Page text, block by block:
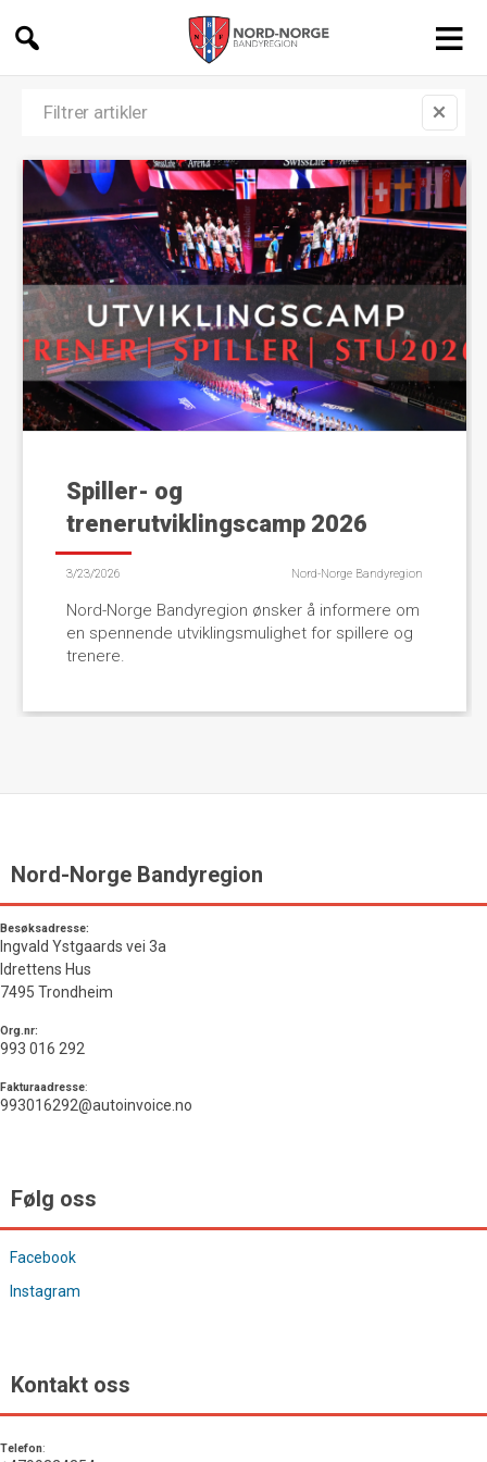
Nord-
Spiller- og
trenerutviklingscamp 2026
3/23/2026 Nord-Norge Bandyregion
Nord-Norge Bandyregion ønsker å informere om
en spennende utviklingsmulighet for spillere og
trenere.
Nord-Norge Bandyregion
Besøksadresse:
Ingvald Ystgaards vei 3a
Idrettens Hus
7495 Trondheim
Org.nr:
993 016 292
Fakturaadresse:
993016292@autoinvoice.no
Følg oss
Facebook
Instagram
Kontakt oss
Telefon: